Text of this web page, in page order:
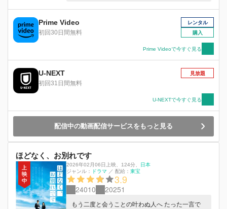
しい飼い主を探す旅に出る。銀色のワゴンに乗っ
た悟とナナは、悟の小学校時代の親友（山本涼
介）、高校時代の友人夫婦（広瀬アリス、大野拓
朗）、幼少の頃からお世話になっている叔母（竹
内結子）など、悟がこれまでの人生で出会った大
切な人たちを、順に訪ねていく。それは図らずも
悟の人生を振り返る旅となるのだが・・・。
Prime Video
初回30日間無料
レンタル
購入
Prime Videoで今すぐ見る
U-NEXT
初回31日間無料
見放題
U-NEXTで今すぐ見る
配信中の動画配信サービスをもっと見る
ほどなく、お別れです
2026年02月06日上映 124分
日本
ジャンル：
ドラマ ／ 配給： 東宝
3.9
24010 20251
もう二度と会うことの叶わぬ人へ たった一言で